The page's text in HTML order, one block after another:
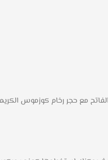
مع حجر رخام كوزموس الكريمي